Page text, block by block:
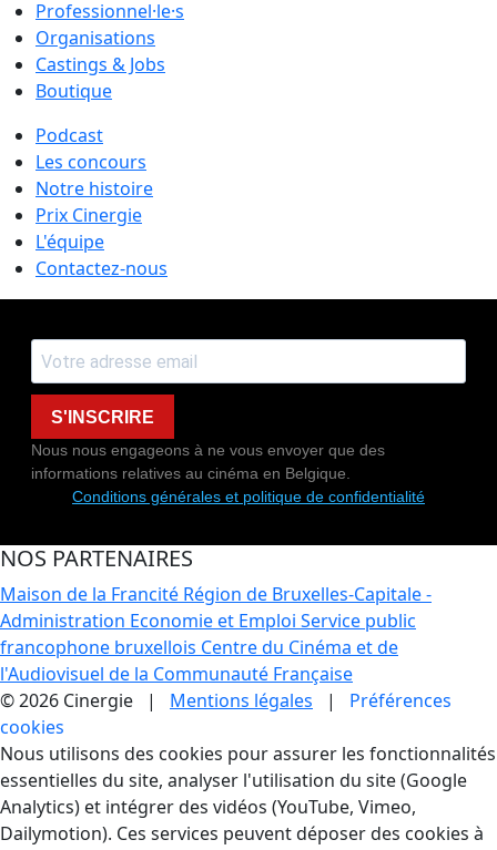
Professionnel·le·s
Organisations
Castings & Jobs
Boutique
Podcast
Les concours
Notre histoire
Prix Cinergie
L'équipe
Contactez-nous
S'INSCRIRE
Nous nous engageons à ne vous envoyer que des
informations relatives au cinéma en Belgique.
Conditions générales et politique de confidentialité
NOS PARTENAIRES
Maison de la Francité Région de Bruxelles-Capitale -
Administration Economie et Emploi Service public
francophone bruxellois Centre du Cinéma et de
l'Audiovisuel de la Communauté Française
© 2026 Cinergie | Mentions légales | Préférences
cookies
Gestion des Cookies
Nous utilisons des cookies pour assurer les fonctionnalités
essentielles du site, analyser l'utilisation du site (Google
Analytics) et intégrer des vidéos (YouTube, Vimeo,
Dailymotion). Ces services peuvent déposer des cookies à